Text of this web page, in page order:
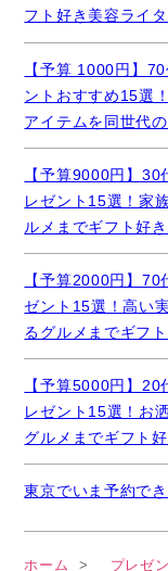
フト好き美容ライタ
【予算 1000円】
ントおすすめ15選
アイテムを同世代
【予算9000円】
レゼント15選！家
ルメまでギフト好
【予算2000円】
ゼント15選！高い
るグルメまでギフ
【予算5000円】
レゼント15選！お
グルメまでギフト
東京でいま予約で
ホーム プレゼ